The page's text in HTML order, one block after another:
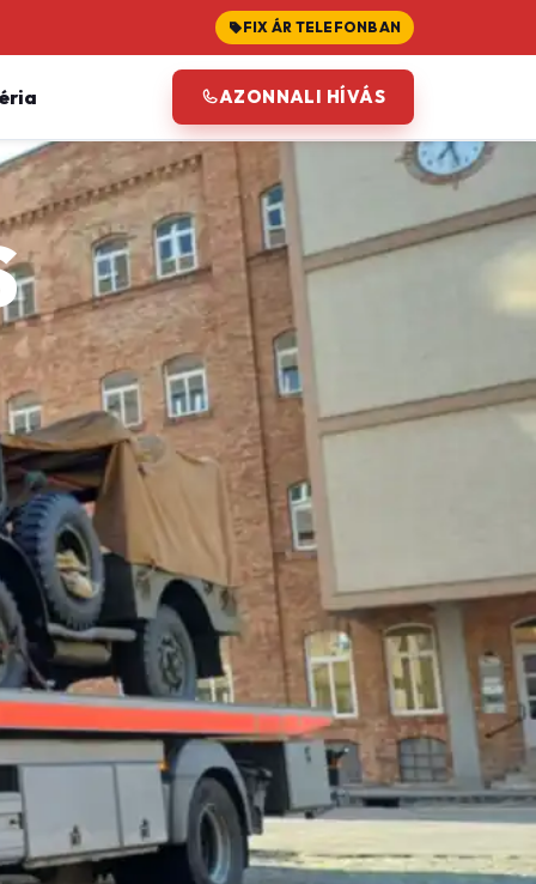
FIX ÁR TELEFONBAN
AZONNALI HÍVÁS